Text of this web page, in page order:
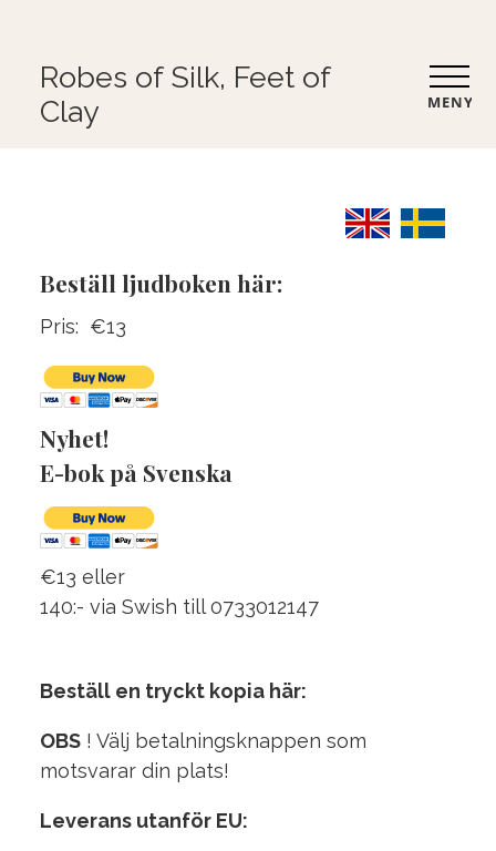
Robes of Silk, Feet of
Clay
MENY
Beställ ljudboken här:
Pris: €13
Nyhet!
E-bok på Svenska
€13 eller
140:- via Swish till 0733012147
Beställ en tryckt kopia här:
OBS! Välj betalningsknappen som
motsvarar din plats!
Leverans utanför EU: